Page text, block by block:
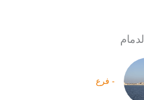
الدمام
- فرع